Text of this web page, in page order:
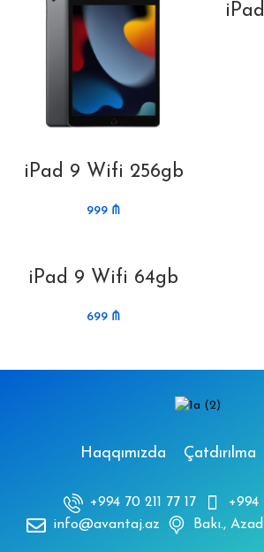
iPad 9 Wifi 256gb
999 ₼
iPad 9 Wifi 64gb
699 ₼
Haqqımızda Çatdırılma
+994 70 211 77 17
+994
info@avantaj.az
Bakı.,